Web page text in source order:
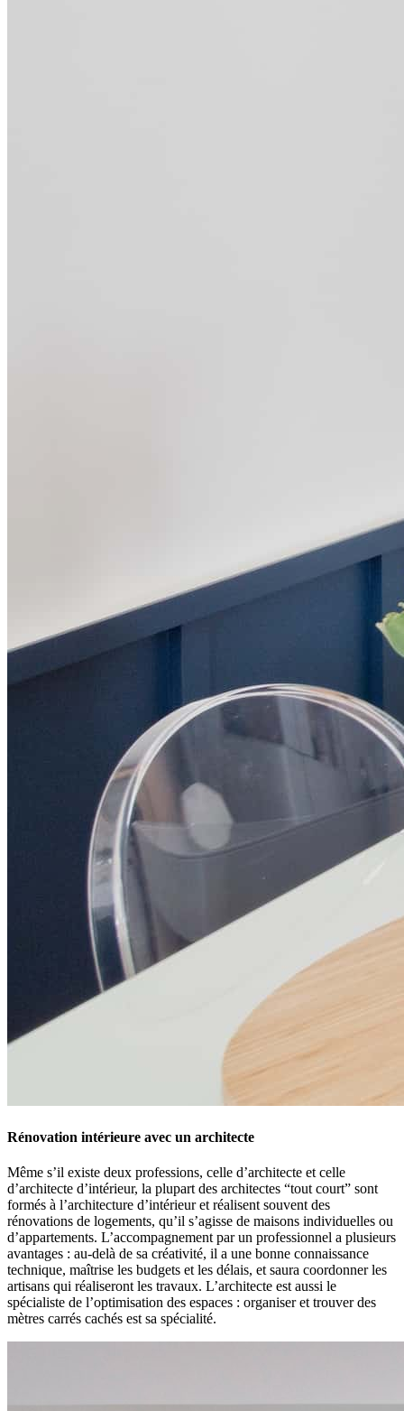
Rénovation intérieure avec un architecte
Même s’il existe deux professions, celle d’architecte et celle
d’architecte d’intérieur, la plupart des architectes “tout court” sont
formés à l’architecture d’intérieur et réalisent souvent des
rénovations de logements, qu’il s’agisse de maisons individuelles ou
d’appartements. L’accompagnement par un professionnel a plusieurs
avantages : au-delà de sa créativité, il a une bonne connaissance
technique, maîtrise les budgets et les délais, et saura coordonner les
artisans qui réaliseront les travaux. L’architecte est aussi le
spécialiste de l’optimisation des espaces : organiser et trouver des
mètres carrés cachés est sa spécialité.